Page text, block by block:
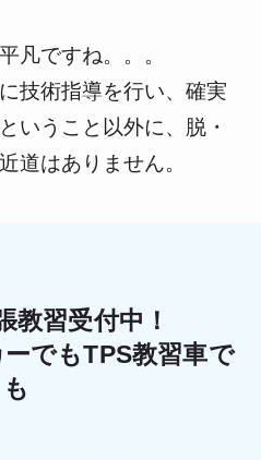
凡ですね。。。
技術指導を行い、確実
いうこと以外に、脱・
道はありません。
教習受付中！
でもTPS教習車で
も